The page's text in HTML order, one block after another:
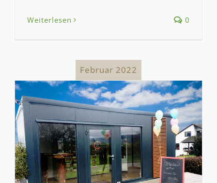
Weiterlesen 0
Februar 2022
Besuchen Sie unseren
neuen SB-Automaten